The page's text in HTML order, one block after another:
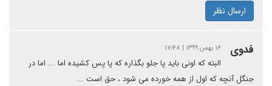
ارسال نظر
فدوی ۱۶ بهمن ۱۳۹۹ | ۱۷:۴۸
البته که اونی باید پا جلو بگذاره که پا پس کشیده اما ... اما در
جنگل آنچه که اول از همه خورده می شود ، حق است ...